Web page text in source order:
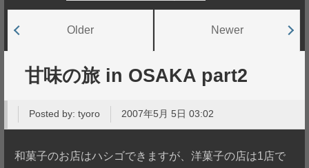
Older Newer
甘味の旅 in OSAKA part2
Posted by:tyoro 2007年5月 5日 03:02
和菓子のお店はハシゴできますが、洋菓子の店は1店で